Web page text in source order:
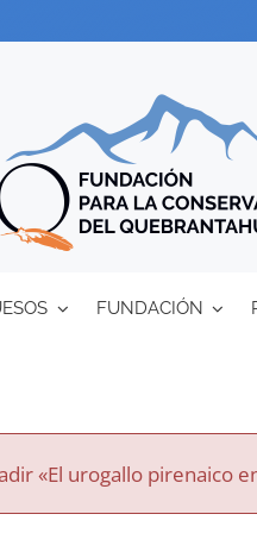
FUNDACIÓN
«El urogallo pirenaico